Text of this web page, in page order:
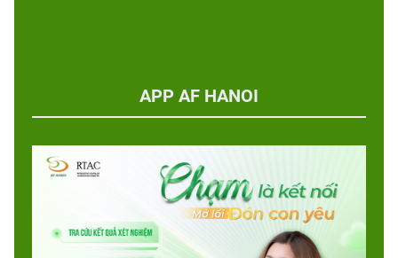
APP AF HANOI